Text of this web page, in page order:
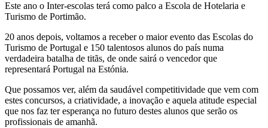
Este ano o Inter-escolas terá como palco a Escola de Hotelaria e
Turismo de Portimão.
20 anos depois, voltamos a receber o maior evento das Escolas do
Turismo de Portugal e 150 talentosos alunos do país numa
verdadeira batalha de titãs, de onde sairá o vencedor que
representará Portugal na Estónia.
Que possamos ver, além da saudável competitividade que vem com
estes concursos, a criatividade, a inovação e aquela atitude especial
que nos faz ter esperança no futuro destes alunos que serão os
profissionais de amanhã.